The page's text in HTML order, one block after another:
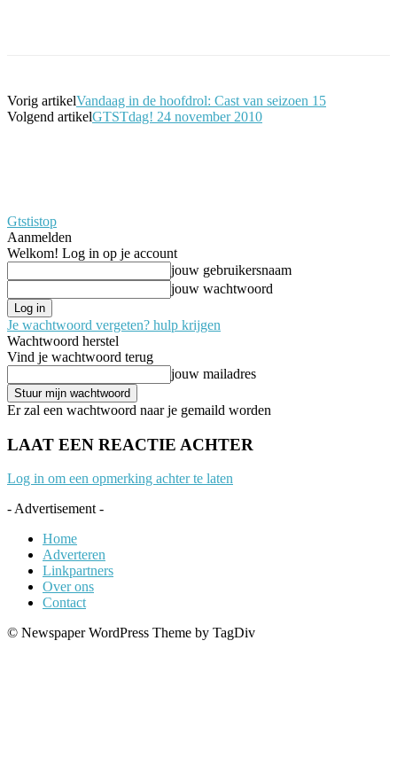
Vorig artikelVandaag in de hoofdrol: Cast van seizoen 15
Volgend artikelGTSTdag! 24 november 2010
Gtstistop
Aanmelden
Welkom! Log in op je account
jouw gebruikersnaam
jouw wachtwoord
Je wachtwoord vergeten? hulp krijgen
Wachtwoord herstel
Vind je wachtwoord terug
jouw mailadres
Er zal een wachtwoord naar je gemaild worden
LAAT EEN REACTIE ACHTER
Log in om een opmerking achter te laten
- Advertisement -
Home
Adverteren
Linkpartners
Over ons
Contact
© Newspaper WordPress Theme by TagDiv